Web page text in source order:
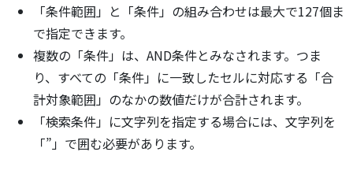
「条件範囲」と「条件」の組み合わせは最大で127個ま
で指定できます。
複数の「条件」は、AND条件とみなされます。つま
り、すべての「条件」に一致したセルに対応する「合
計対象範囲」のなかの数値だけが合計されます。
「検索条件」に文字列を指定する場合には、文字列を
「”」で囲む必要があります。